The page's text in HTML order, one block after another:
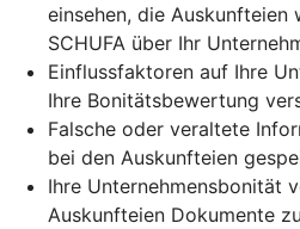
einsehen, die
SCHUFA über Ihr
Einflussfaktoren auf Ihre
Ihre Bonitätsbewertung
Falsche oder veraltete
bei den Auskunfteien
Ihre Unternehmensbonität
Auskunfteien Dokumente